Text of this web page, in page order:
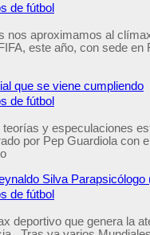
de fútbol
aproximamos al
este año, con sede
que se viene cumpliendo
de fútbol
y especulaciones
por Pep Guardiola con
Silva Parapsicólogo
de fútbol
deportivo que genera la